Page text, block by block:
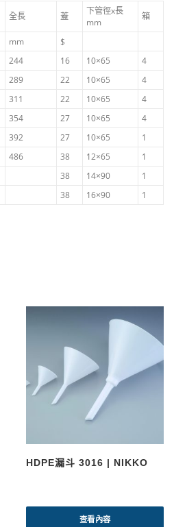
全長 蓋
下管徑x長
mm
箱
mm
$
244 16 10×65
4
289 22 10×65
4
311 22 10×65
4
354 27 10×65
4
392 27 10×65
1
486 38 12×65
1
38 14×90
1
38 16×90 1
HDPE漏斗 3016 | NIKKO
查看內容